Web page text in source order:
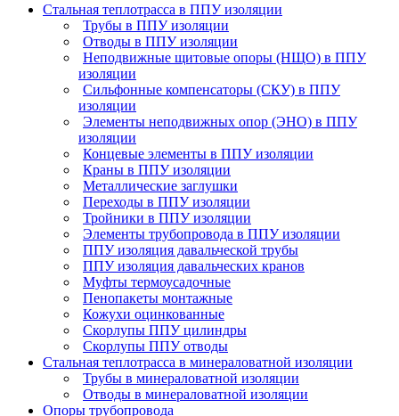
Стальная теплотрасса в ППУ изоляции
Трубы в ППУ изоляции
Отводы в ППУ изоляции
Неподвижные щитовые опоры (НЩО) в ППУ
изоляции
Cильфонные компенсаторы (СКУ) в ППУ
изоляции
Элементы неподвижных опор (ЭНО) в ППУ
изоляции
Концевые элементы в ППУ изоляции
Краны в ППУ изоляции
Металлические заглушки
Переходы в ППУ изоляции
Тройники в ППУ изоляции
Элементы трубопровода в ППУ изоляции
ППУ изоляция давальческой трубы
ППУ изоляция давальческих кранов
Муфты термоусадочные
Пенопакеты монтажные
Кожухи оцинкованные
Скорлупы ППУ цилиндры
Скорлупы ППУ отводы
Стальная теплотрасса в минераловатной изоляции
Трубы в минераловатной изоляции
Отводы в минераловатной изоляции
Опоры трубопровода